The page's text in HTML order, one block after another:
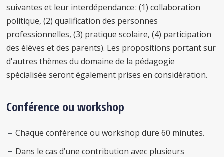
suivantes et leur interdépendance : (1) collaboration
politique, (2) qualification des personnes
professionnelles, (3) pratique scolaire, (4) participation
des élèves et des parents). Les propositions portant sur
d'autres thèmes du domaine de la pédagogie
spécialisée seront également prises en considération.
Conférence ou workshop
Chaque conférence ou workshop dure 60 minutes.
Dans le cas d’une contribution avec plusieurs